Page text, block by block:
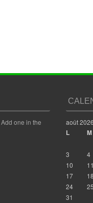
one in the
août 2026
L M
3
4
10
11
17
18
24
25
31